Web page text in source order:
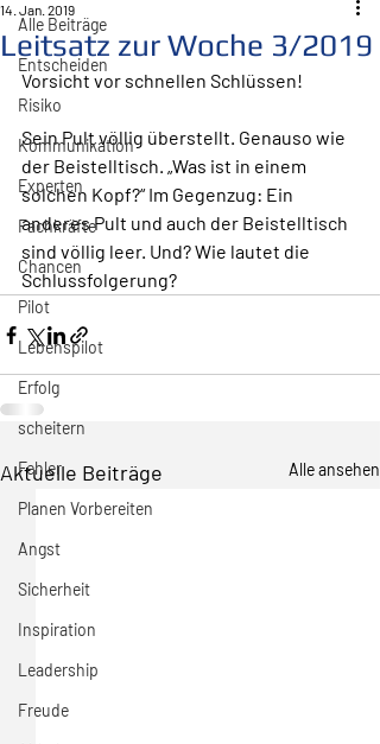
Alle Beiträge
Entscheiden
Risiko
Kommunikation
Experten
Fachkräfte
Chancen
Pilot
Lebenspilot
Erfolg
scheitern
Fehler
Planen Vorbereiten
Angst
Sicherheit
Inspiration
Leadership
Freude
Leitsatz zur Woche 3/2019
14. Jan. 2019
Vorsicht vor schnellen Schlüssen!
Sein Pult völlig überstellt. Genauso wie
der Beistelltisch. „Was ist in einem
solchen Kopf?“ Im Gegenzug: Ein
anderes Pult und auch der Beistelltisch
sind völlig leer. Und? Wie lautet die
Schlussfolgerung?
Aktuelle Beiträge Alle ansehen